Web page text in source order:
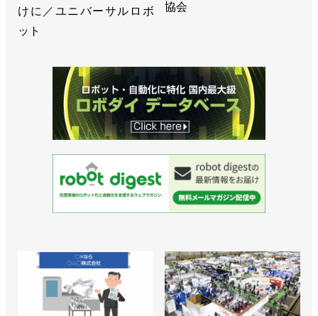
けに／ユニバーサルロボ
ット
協会